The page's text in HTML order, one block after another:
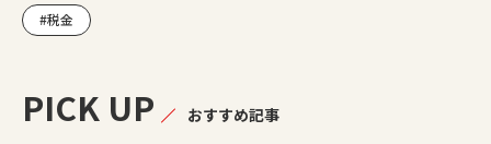
#税金
PICK UP おすすめ記事